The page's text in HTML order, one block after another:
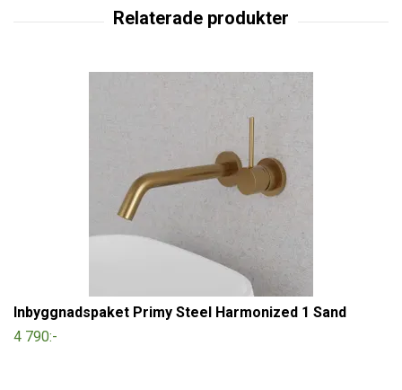
Inbyggnadspaket Primy Steel Harmonized 1 Sand
4 790:-